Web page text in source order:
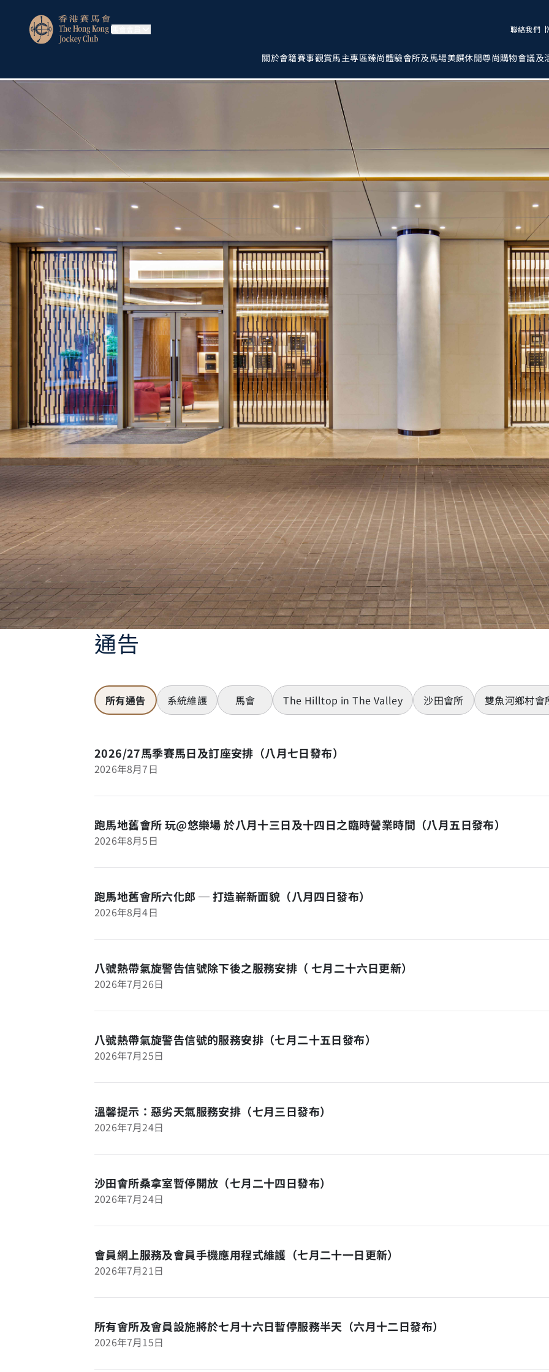
聯絡我們
關於會籍賽事觀賞馬主專區臻尚體驗會所及馬場美饌休閒尊尚購物會議及
通告
所有通告 系統維護 馬會 The Hilltop in The Valley 沙田會所 雙魚河鄉村會
2026/27馬季賽馬日及訂座安排（八月七日發布）
2026年8月7日
跑馬地舊會所 玩@悠樂場 於八月十三日及十四日之臨時營業時間（八月五日發布）
2026年8月5日
跑馬地舊會所六化郎 ─ 打造嶄新面貌（八月四日發布）
2026年8月4日
八號熱帶氣旋警告信號除下後之服務安排（ 七月二十六日更新）
2026年7月26日
八號熱帶氣旋警告信號的服務安排（七月二十五日發布）
2026年7月25日
溫馨提示：惡劣天氣服務安排（七月三日發布）
2026年7月24日
沙田會所桑拿室暫停開放（七月二十四日發布）
2026年7月24日
會員網上服務及會員手機應用程式維護（七月二十一日更新）
2026年7月21日
所有會所及會員設施將於七月十六日暫停服務半天（六月十二日發布）
2026年7月15日